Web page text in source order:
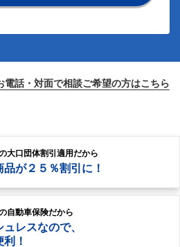
話・対面で相談ご希望の方はこちら
大口団体割引適用だから
が２５％割引に！
自動車保険だから
レスなので、
！